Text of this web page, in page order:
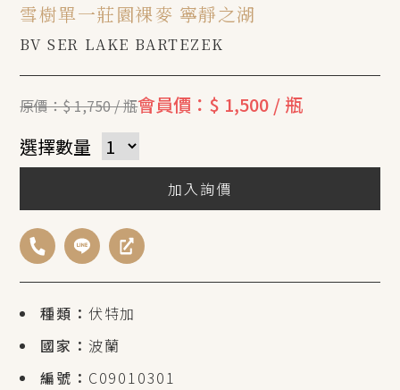
雪樹單一莊園裸麥 寧靜之湖
BV SER LAKE BARTEZEK
種類： 伏特加
國家： 波蘭
編號： C09010301
原價：$ 1,750 / 瓶會員價：$ 1,500 / 瓶
選擇數量
加入詢價